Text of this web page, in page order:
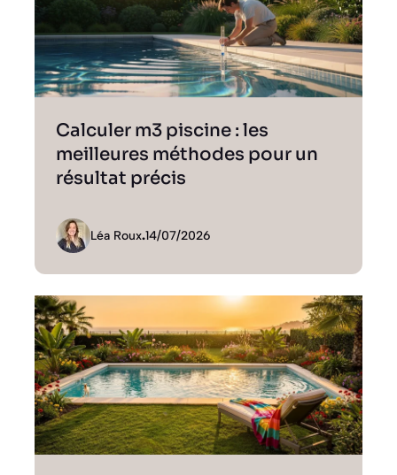
Calculer m3 piscine : les
meilleures méthodes pour un
résultat précis
Léa Roux.14/07/2026